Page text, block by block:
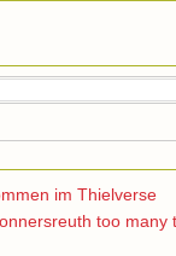
im Thielverse
too many